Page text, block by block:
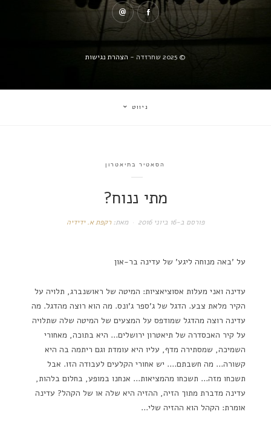
© 2025 שחרזדה - הצהרת נגישות
ניווט
הסאטיר בתיאטרון
מתי ננוח?
פורסם ב-16 ביוני 2016 מאת:רקפת א. ידידיה
על 'באה מנוחה ליגע' של עדינה בר-און
עדינה ואני מעלות אסוציאציות: המיטה של ראושנברג, תלויה על
הקיר מלאת צבע. הדגל של ג'ספר ג'ונס. מה הוא רוצה מהדגל. מה
עדינה רוצה מהדגל שמודפס על המצעים של המיטה שלה שתלויה
על קיר האכסדרה של תיאטרון ירושלים… היא בתוכה, מאחורי
השמיכה, שמסתירה מדף, עליו היא עומדת וגם ריתמה בה היא
קשורה… מה חשבתם…. יש אחורי הקלעים לעבודה הזו. אבל
תשכחו מזה… תשכחו מהמציאות… אנחנו במופע, בחלום בלהות,
עדינה מדברת מתוך הזיה, ההזיה היא שלה או של הקהל? עדינה
אומרת: הקהל הוא ההזיה שלי…